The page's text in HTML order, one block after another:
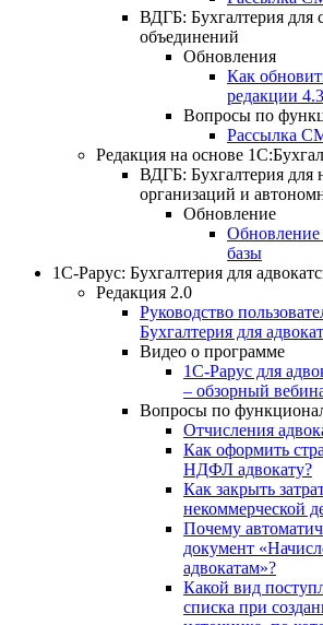
ВДГБ: Бухгалтерия для
объединений
Обновления
Как
редакции
Вопросы по
Рассылка
Редакция на основе
ВДГБ: Бухгалтерия для
организаций и
Обновление
базы
1С-Рарус: Бухгалтерия для
Редакция 2.0
Руководство
Бухгалтерия для
Видео о программе
1С-Рарус для
– обзорный
Вопросы по
Отчисления
Как оформить
НДФЛ адвокату?
Как закрыть
некоммерческой
Почему
документ
адвокатам»?
Какой вид
списка при